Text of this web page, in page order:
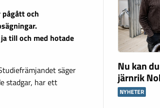
och
till och med hotade
säger
stadgar, har ett
Nu kan
järnrik
NYHETER